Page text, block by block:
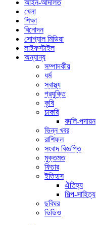
আইন-আদালত
খেলা
শিক্ষা
বিনোদন
সোশ্যাল মিডিয়া
লাইফস্টাইল
অন্যান্য
সম্পাদকীয়
ধর্ম
স্বাস্থ্য
প্রযুক্তি
কৃষি
চাকরি
বদলি-পদায়ন
ভিন্ন খবর
রাশিফল
সংবাদ বিজ্ঞপ্তি
মুক্তমত
ফিচার
ইতিহাস
ঐতিহ্য
শিল্প-সাহিত্য
ছবিঘর
ভিডিও